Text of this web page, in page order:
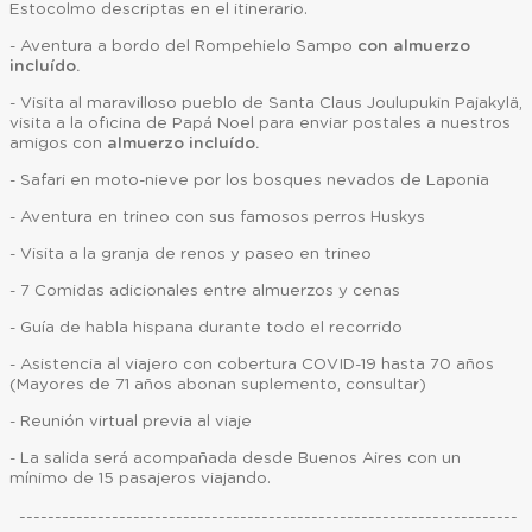
Estocolmo descriptas en el itinerario.
- Aventura a bordo del Rompehielo Sampo con almuerzo
incluído.
- Visita al maravilloso pueblo de Santa Claus Joulupukin Pajakylä,
visita a la oficina de Papá Noel para enviar postales a nuestros
amigos con almuerzo incluído.
- Safari en moto-nieve por los bosques nevados de Laponia
- Aventura en trineo con sus famosos perros Huskys
- Visita a la granja de renos y paseo en trineo
- 7 Comidas adicionales entre almuerzos y cenas
- Guía de habla hispana durante todo el recorrido
- Asistencia al viajero con cobertura COVID-19 hasta 70 años
(Mayores de 71 años abonan suplemento, consultar)
- Reunión virtual previa al viaje
- La salida será acompañada desde Buenos Aires con un
mínimo de 15 pasajeros viajando.
----------------------------------------------------------------------